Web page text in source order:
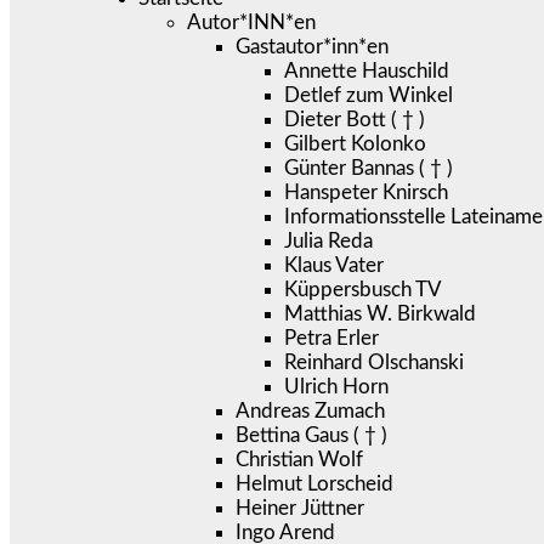
Autor*INN*en
Gastautor*inn*en
Annette Hauschild
Detlef zum Winkel
Dieter Bott ( † )
Gilbert Kolonko
Günter Bannas ( † )
Hanspeter Knirsch
Informationsstelle
Julia Reda
Klaus Vater
Küppersbusch TV
Matthias W. Birkwald
Petra Erler
Reinhard Olschanski
Ulrich Horn
Andreas Zumach
Bettina Gaus ( † )
Christian Wolf
Helmut Lorscheid
Heiner Jüttner
Ingo Arend